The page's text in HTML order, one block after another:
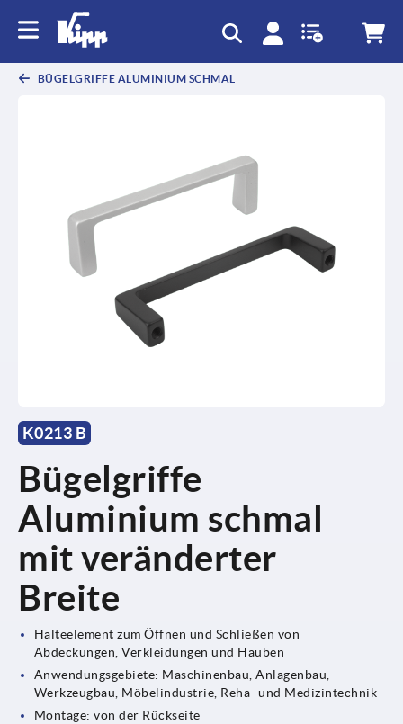
BÜGELGRIFFE ALUMINIUM SCHMAL
K0213 B
Bügelgriffe
Aluminium schmal
mit veränderter
Breite
Halteelement zum Öffnen und Schließen von
Abdeckungen, Verkleidungen und Hauben
Anwendungsgebiete: Maschinenbau, Anlagenbau,
Werkzeugbau, Möbelindustrie, Reha- und Medizintechnik
Montage: von der Rückseite